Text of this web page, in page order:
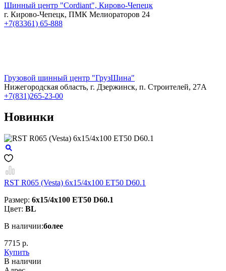
Шинный центр "Cordiant", Кирово-Чепецк
г. Кирово-Чепецк, ПМК Мелиораторов 24
+7(83361) 65-888
Грузовой шинный центр "ГрузШина"
Нижегородская область, г. Дзержинск, п. Строителей, 27А
+7(831)265-23-00
Новинки
RST R065 (Vesta) 6x15/4x100 ET50 D60.1
Размер: 6x15/4x100 ET50 D60.1
Цвет: BL
В наличии:более
7715 р.
Купить
В наличии